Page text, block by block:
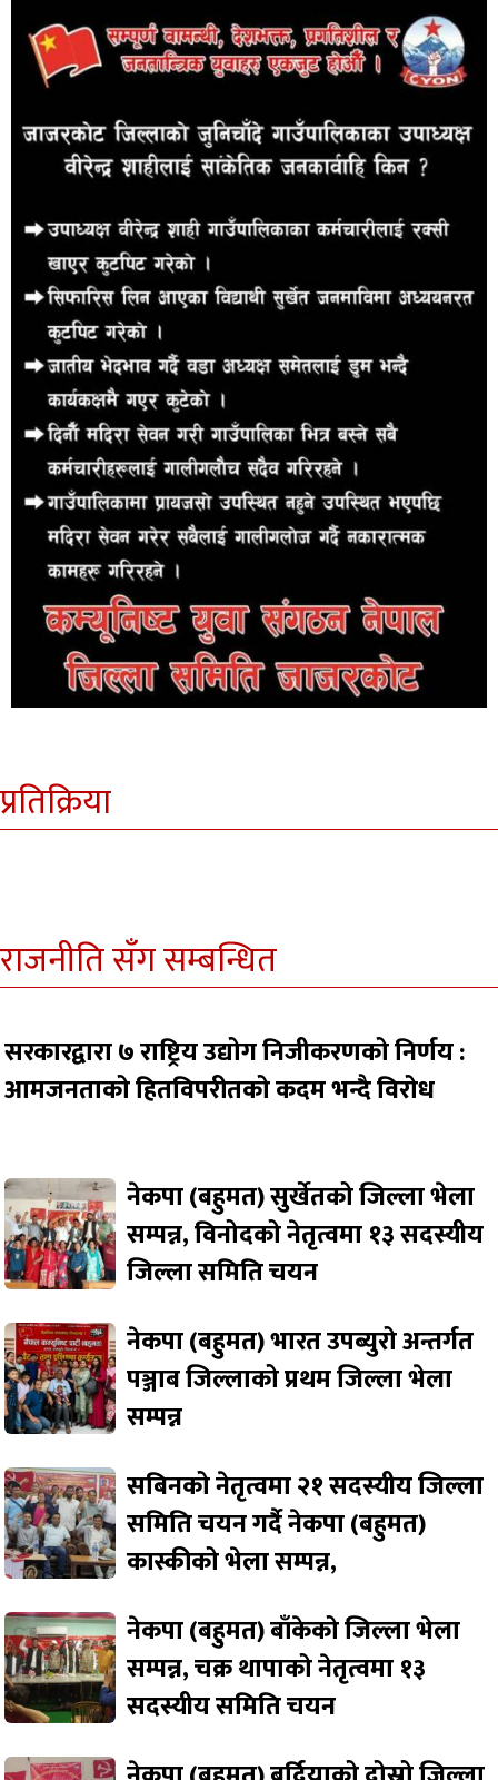
प्रतिक्रिया
राजनीति सँग सम्बन्धित
सरकारद्वारा ७ राष्ट्रिय उद्योग निजीकरणको निर्णय :
आमजनताको हितविपरीतको कदम भन्दै विरोध
नेकपा (बहुमत) सुर्खेतको जिल्ला भेला
सम्पन्न, विनोदको नेतृत्वमा १३ सदस्यीय
जिल्ला समिति चयन
नेकपा (बहुमत) भारत उपब्युरो अन्तर्गत
पञ्जाब जिल्लाको प्रथम जिल्ला भेला
सम्पन्न
सबिनको नेतृत्वमा २१ सदस्यीय जिल्ला
समिति चयन गर्दै नेकपा (बहुमत)
कास्कीको भेला सम्पन्न,
नेकपा (बहुमत) बाँकेको जिल्ला भेला
सम्पन्न, चक्र थापाको नेतृत्वमा १३
सदस्यीय समिति चयन